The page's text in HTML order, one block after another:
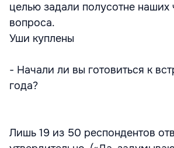
целью задали полусотне наших
вопроса.
Уши куплены
- Начали ли вы готовиться к
года?
Лишь 19 из 50 респондентов